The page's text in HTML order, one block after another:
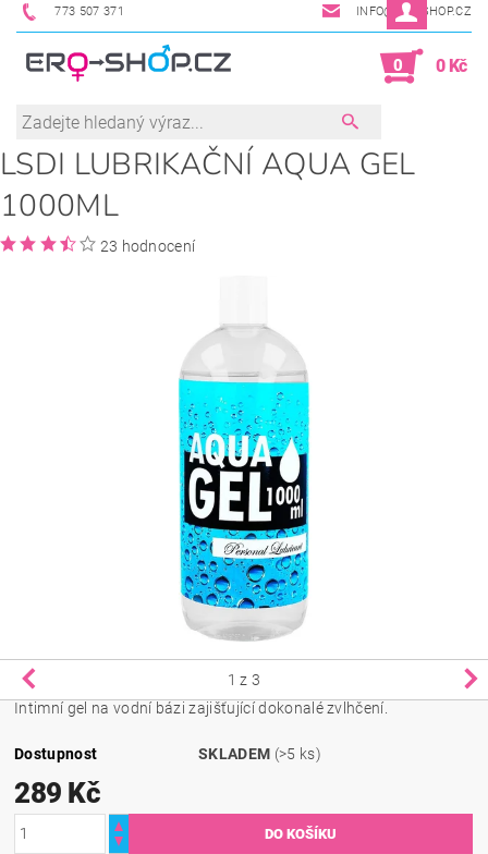
773 507 371 INFO@ERO-SHOP.CZ
0 0 Kč
LSDI LUBRIKAČNÍ AQUA GEL
1000ML
23 hodnocení
1 z 3
Intimní gel na vodní bázi zajišťující dokonalé zvlhčení.
Dostupnost SKLADEM (>5 ks)
289 Kč